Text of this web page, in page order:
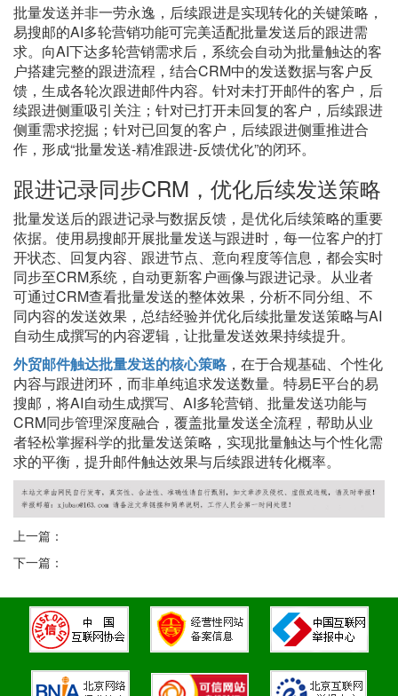
批量发送并非一劳永逸，后续跟进是实现转化的关键策略，
易搜邮的AI多轮营销功能可完美适配批量发送后的跟进需
求。向AI下达多轮营销需求后，系统会自动为批量触达的客
户搭建完整的跟进流程，结合CRM中的发送数据与客户反
馈，生成各轮次跟进邮件内容。针对未打开邮件的客户，后
续跟进侧重吸引关注；针对已打开未回复的客户，后续跟进
侧重需求挖掘；针对已回复的客户，后续跟进侧重推进合
作，形成“批量发送-精准跟进-反馈优化”的闭环。
跟进记录同步CRM，优化后续发送策略
批量发送后的跟进记录与数据反馈，是优化后续策略的重要
依据。使用易搜邮开展批量发送与跟进时，每一位客户的打
开状态、回复内容、跟进节点、意向程度等信息，都会实时
同步至CRM系统，自动更新客户画像与跟进记录。从业者
可通过CRM查看批量发送的整体效果，分析不同分组、不
同内容的发送效果，总结经验并优化后续批量发送策略与AI
自动生成撰写的内容逻辑，让批量发送效果持续提升。
外贸邮件触达批量发送的核心策略，在于合规基础、个性化
内容与跟进闭环，而非单纯追求发送数量。特易E平台的易
搜邮，将AI自动生成撰写、AI多轮营销、批量发送功能与
CRM同步管理深度融合，覆盖批量发送全流程，帮助从业
者轻松掌握科学的批量发送策略，实现批量触达与个性化需
求的平衡，提升邮件触达效果与后续跟进转化概率。
上一篇：
下一篇：